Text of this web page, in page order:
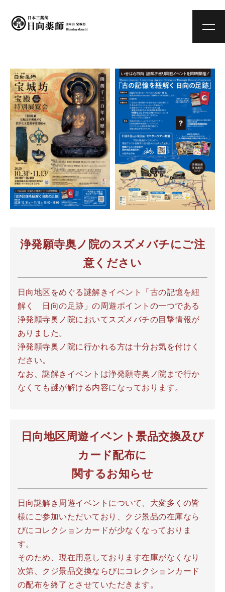
浄発願寺奥ノ院のスズメバチにご注
意ください
日向地区をめぐる謎解きイベント「古の記憶を紐
解く 日向の足跡」の周遊ポイントの一つである
浄発願寺奥ノ院においてスズメバチの目撃情報が
ありました。
浄発願寺奥ノ院に行かれる方は十分お気を付けく
ださい。
なお、謎解きイベントは浄発願寺奥ノ院まで行か
なくても謎が解ける内容になっております。
日向地区周遊イベント景品交換及び
カード配布に
関するお知らせ
日向謎解き周遊イベントについて、大変多くの皆
様にご参加いただいており、クジ景品の在庫なら
びにコレクションカードが少なくなっておりま
す。
そのため、現在用意しております在庫がなくなり
次第、クジ景品交換ならびにコレクションカード
の配布を終了とさせていただきます。